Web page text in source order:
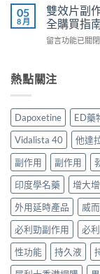
整
說
明
全
服
指
南〉
中
家
實
與
購
南〉
中
評
價：
香
港
真
用
心
得
與
買
建
議〉
中
利
勁
幾
時
有
香
港
用
家
讀
用
法
用
量
完
整
學〉
05
8 月
雙效片副
全購買指
在
片
副
用
安
全
嗎？
香
港
用
家
真
實
服
用
驗
留言功能已關閉
熱點關注
Dapoxetine ED藥
Vidalista 40
他達
副作用
副作用
印度學名藥
增大
外用延時產品
威
必利勁副作用
必
性功能
持久液